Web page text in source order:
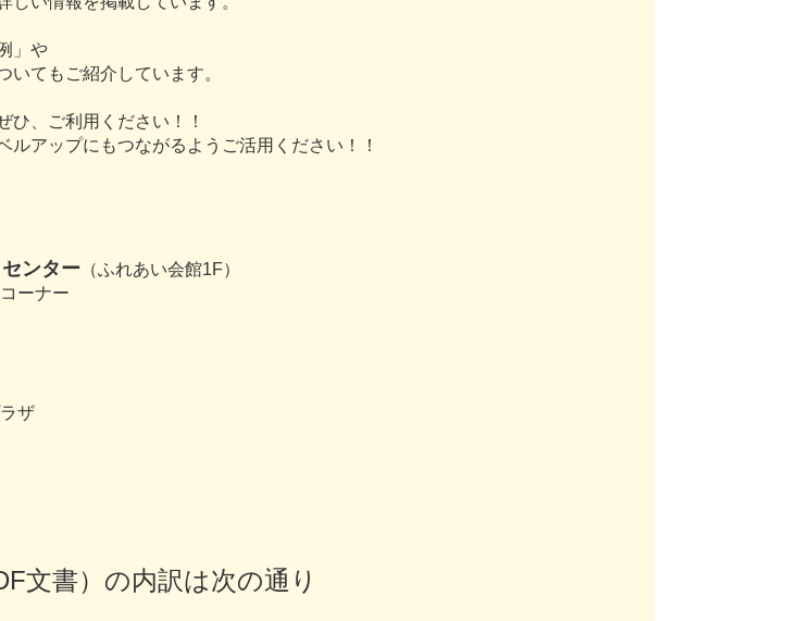
」や
てもご紹介しています。
ひ、ご利用ください！！
ルアップにもつながるようご活用ください！！
ンター （ふれあい会館1F）
ーナー
ザ
文書）の内訳は次の通り